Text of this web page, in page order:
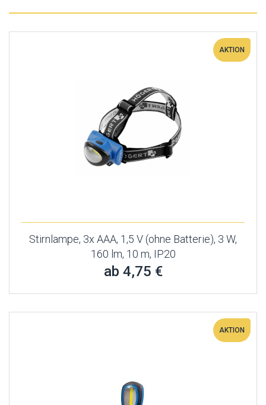
AKTION
Stirnlampe, 3x AAA, 1,5 V (ohne Batterie), 3 W,
160 lm, 10 m, IP20
ab 4,75 €
AKTION